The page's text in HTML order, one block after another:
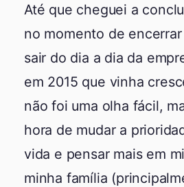
Até que cheguei a
no momento de
sair do dia a dia da
em 2015 que vinha
não foi uma olha fácil,
hora de mudar a
vida e pensar mais em
minha família